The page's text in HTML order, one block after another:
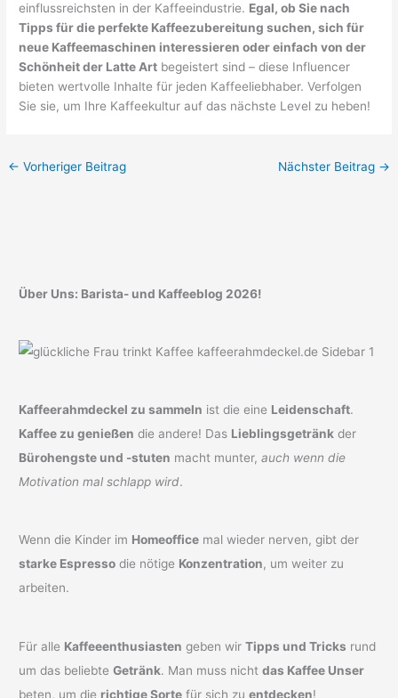
einflussreichsten in der Kaffeeindustrie. Egal, ob Sie nach
Tipps für die perfekte Kaffeezubereitung suchen, sich für
neue Kaffeemaschinen interessieren oder einfach von der
Schönheit der Latte Art begeistert sind – diese Influencer
bieten wertvolle Inhalte für jeden Kaffeeliebhaber. Verfolgen
Sie sie, um Ihre Kaffeekultur auf das nächste Level zu heben!
← Vorheriger Beitrag Nächster Beitrag →
Über Uns: Barista- und Kaffeeblog 2026!
Kaffeerahmdeckel zu sammeln ist die eine Leidenschaft.
Kaffee zu genießen die andere! Das Lieblingsgetränk der
Bürohengste und -stuten macht munter,auch wenn die
Motivation mal schlapp wird.
Wenn die Kinder im Homeoffice mal wieder nerven, gibt der
starke Espresso die nötige Konzentration, um weiter zu
arbeiten.
Für alle Kaffeeenthusiasten geben wirTipps und Tricks rund
um das beliebteGetränk. Man muss nichtdas Kaffee Unser
beten, um die richtige Sorte für sich zuentdecken!